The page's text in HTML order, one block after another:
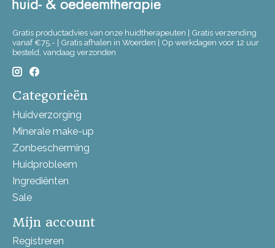
Gratis productadvies van onze huidtherapeuten | Gratis verzending
vanaf €75,- | Gratis afhalen in Woerden | Op werkdagen voor 12 uur
besteld, vandaag verzonden
Categorieën
Huidverzorging
Minerale make-up
Zonbescherming
Huidprobleem
Ingrediënten
Sale
Mijn account
Registreren